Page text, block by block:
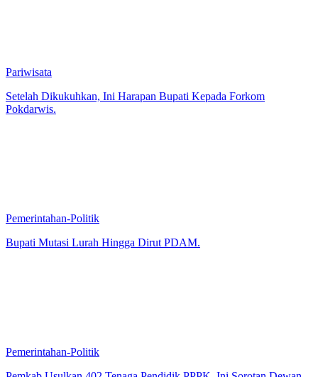
Pariwisata
Setelah Dikukuhkan, Ini Harapan Bupati Kepada Forkom
Pokdarwis.
Pemerintahan-Politik
Bupati Mutasi Lurah Hingga Dirut PDAM.
Pemerintahan-Politik